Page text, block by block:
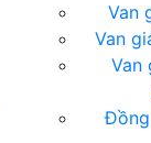
Van
Van
Van